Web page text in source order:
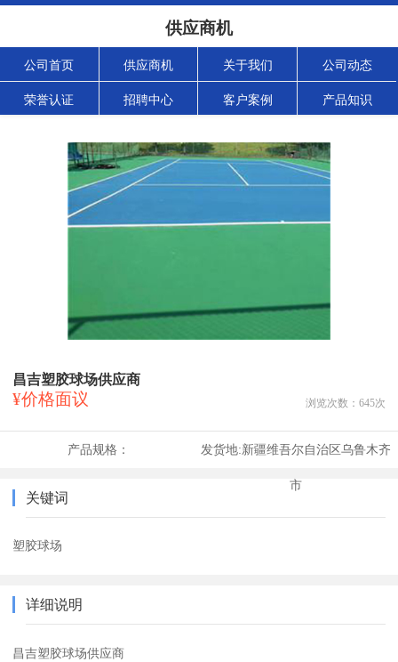
供应商机
公司首页 供应商机 关于我们 公司动态
荣誉认证 招聘中心 客户案例 产品知识
昌吉塑胶球场供应商
¥价格面议 浏览次数： 645次
产品规格： 发货地:新疆维吾尔自治区乌鲁木齐
市
关键词
塑胶球场
详细说明
昌吉塑胶球场供应商